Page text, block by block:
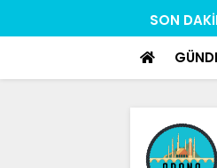
google-site-verification:
SON
karşı mücadelenin